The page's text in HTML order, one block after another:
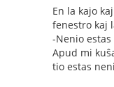
En la kajo
fenestro kaj
-Nenio
Apud mi
tio estas